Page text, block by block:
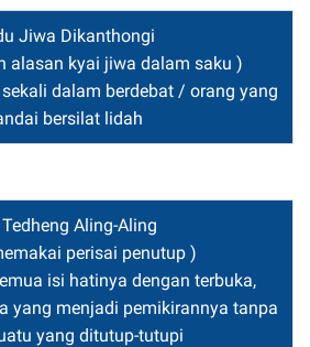
Jiwa Dikanthongi
alasan kyai jiwa dalam saku )
dalam berdebat / orang yang
bersilat lidah
Tedheng Aling-Aling
perisai penutup )
isi hatinya dengan terbuka,
yang menjadi pemikirannya tanpa
yang ditutup-tutupi